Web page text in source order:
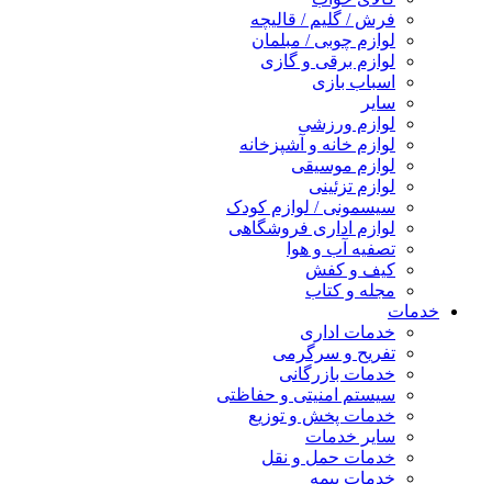
فرش / گلیم / قالیچه
لوازم چوبی / مبلمان
لوازم برقی و گازی
اسباب بازی
سایر
لوازم ورزشی
لوازم خانه و آشپزخانه
لوازم موسیقی
لوازم تزئینی
سیسمونی / لوازم کودک
لوازم اداری فروشگاهی
تصفیه آب و هوا
کیف و کفش
مجله و کتاب
خدمات
خدمات اداری
تفریح و سرگرمی
خدمات بازرگانی
سیستم امنیتی و حفاظتی
خدمات پخش و توزیع
سایر خدمات
خدمات حمل و نقل
خدمات بیمه